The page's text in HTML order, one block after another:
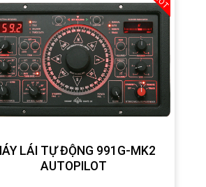
LÁI TỰ ĐỘNG 991G-MK2
AUTOPILOT